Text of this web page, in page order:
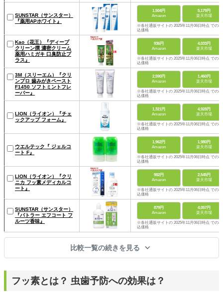
SUNSTAR（サンスター）
『薬用APホワイト』
1,504円
Amazon
5,179円
楽天市場
※各社通販サイトの 2025年11月06日時点 での税
込価格
Kao（花王）『ディープ
クリーン撰 濃密クリーム
薬用ハミガキ 口臭防止プ
ラス』
936円
Amazon
4,033円
楽天市場
※各社通販サイトの 2025年11月06日時点 での税
込価格
3M（スリーエム）『クリ
ンプロ 歯みがきペースト
F1450 ソフトミントフレ
ーバー』
2,590円
Amazon
1,460円
楽天市場
※各社通販サイトの 2025年11月06日時点 での税
込価格
LION（ライオン）『チェ
ックアップ フォーム』
1,321円
Amazon
4,928円
楽天市場
※各社通販サイトの 2025年11月06日時点 での税
込価格
ウエルテック『 ジェルコ
ート F』
1,962円
Amazon
1,980円
楽天市場
※各社通販サイトの 2025年11月06日時点 での税
込価格
LION（ライオン）『クリ
ニカ フッ素メディカルコ
ート』
982円
Amazon
2,545円
楽天市場
※各社通販サイトの 2025年11月06日時点 での税
込価格
SUNSTAR（サンスター）
『バトラー エフコート フ
ルーツ香味』
879円
Amazon
4,057円
楽天市場
※各社通販サイトの 2025年11月06日時点 での税
込価格
比較一覧の続きを見る
フッ素とは？ 虫歯予防への効果は？